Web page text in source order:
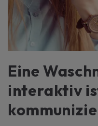
Eine
interaktiv